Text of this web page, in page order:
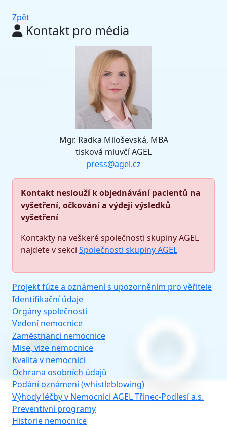
Zpět
Kontakt pro média
Mgr. Radka Miloševská, MBA
tisková mluvčí AGEL
press@agel.cz
Kontakt neslouží k objednávání pacientů na
vyšetření, očkování a výdeji výsledků
vyšetření
Kontakty na veškeré společnosti skupiny AGEL
najdete v sekci Společnosti skupiny AGEL
Projekt fúze a oznámení s upozorněním pro věřitele
Identifikační údaje
Orgány společnosti
Vedení nemocnice
Zaměstnanci nemocnice
Mise, vize nemocnice
Kvalita v nemocnici
Ochrana osobních údajů
Podání oznámení (whistleblowing)
Výhody léčby v Nemocnici AGEL Třinec-Podlesí a.s.
Preventivní programy
Historie nemocnice